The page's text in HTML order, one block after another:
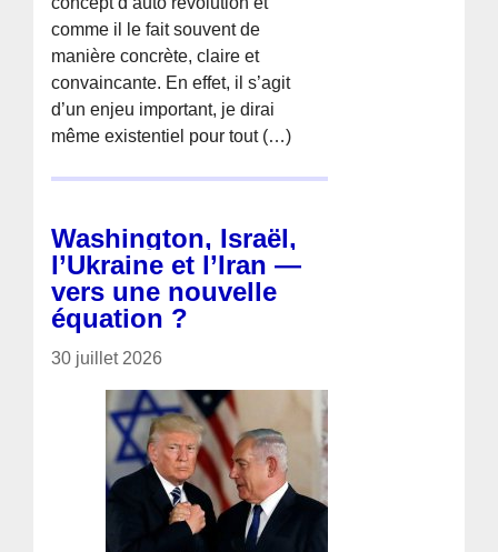
comme il le fait souvent de
manière concrète, claire et
convaincante. En effet, il s’agit
d’un enjeu important, je dirai
même existentiel pour tout (…)
Washington, Israël,
l’Ukraine et l’Iran —
vers une nouvelle
équation ?
30 juillet 2026